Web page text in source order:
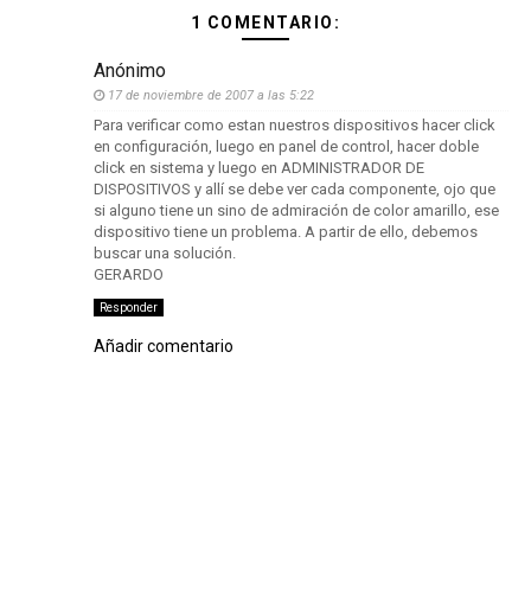
1 COMENTARIO:
Anónimo
17 de noviembre de 2007 a las 5:22
Para verificar como estan nuestros dispositivos hacer click
en configuración, luego en panel de control, hacer doble
click en sistema y luego en ADMINISTRADOR DE
DISPOSITIVOS y allí se debe ver cada componente, ojo que
si alguno tiene un sino de admiración de color amarillo, ese
dispositivo tiene un problema. A partir de ello, debemos
buscar una solución.
GERARDO
Responder
Añadir comentario